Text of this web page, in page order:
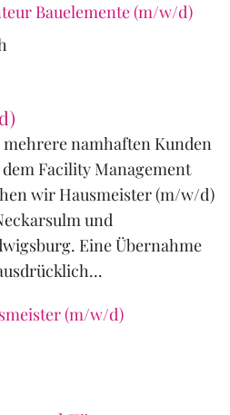
Bauelemente (m/w/d)
mehrere namhaften Kunden
dem Facility Management
wir Hausmeister (m/w/d)
und
Eine Übernahme
(m/w/d)